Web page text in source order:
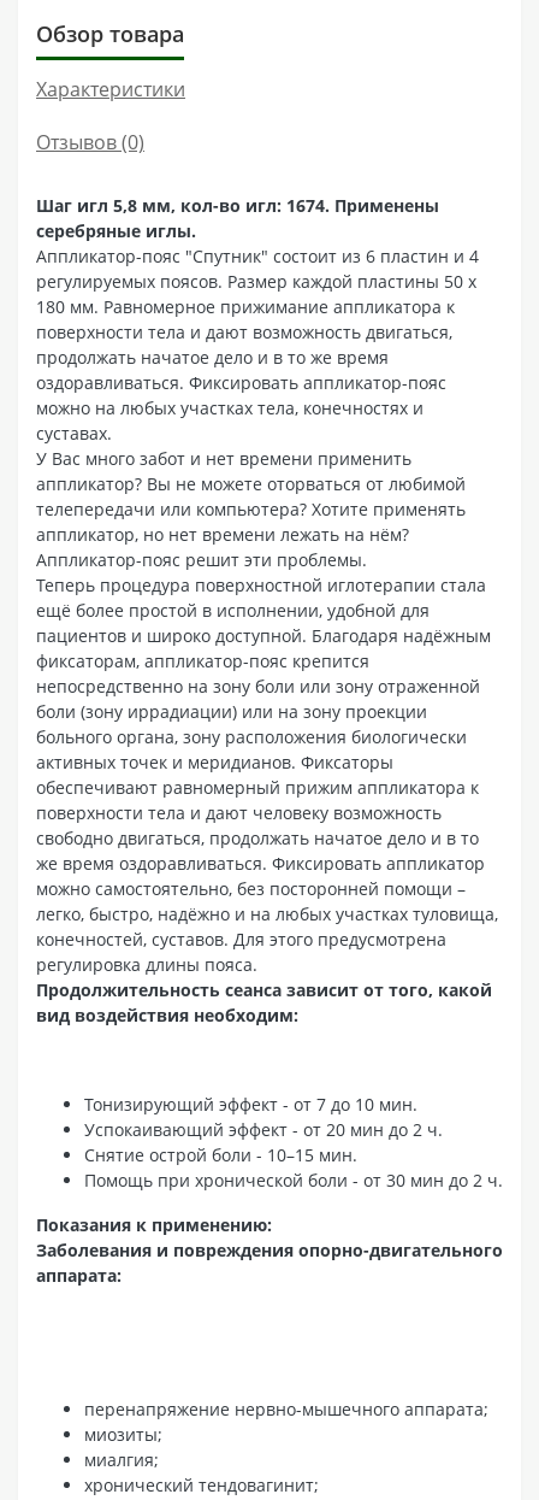
Обзор товара
Характеристики
Отзывов (0)
Шаг игл 5,8 мм, кол-во игл: 1674. Применены
серебряные иглы.
Аппликатор-пояс "Спутник" состоит из 6 пластин и 4
регулируемых поясов. Размер каждой пластины 50 x
180 мм. Равномерное прижимание аппликатора к
поверхности тела и дают возможность двигаться,
продолжать начатое дело и в то же время
оздоравливаться. Фиксировать аппликатор-пояс
можно на любых участках тела, конечностях и
суставах.
У Вас много забот и нет времени применить
аппликатор? Вы не можете оторваться от любимой
телепередачи или компьютера? Хотите применять
аппликатор, но нет времени лежать на нём?
Аппликатор-пояс решит эти проблемы.
Теперь процедура поверхностной иглотерапии стала
ещё более простой в исполнении, удобной для
пациентов и широко доступной. Благодаря надёжным
фиксаторам, аппликатор-пояс крепится
непосредственно на зону боли или зону отраженной
боли (зону иррадиации) или на зону проекции
больного органа, зону расположения биологически
активных точек и меридианов. Фиксаторы
обеспечивают равномерный прижим аппликатора к
поверхности тела и дают человеку возможность
свободно двигаться, продолжать начатое дело и в то
же время оздоравливаться. Фиксировать аппликатор
можно самостоятельно, без посторонней помощи –
легко, быстро, надёжно и на любых участках туловища,
конечностей, суставов. Для этого предусмотрена
регулировка длины пояса.
Продолжительность сеанса зависит от того, какой
вид воздействия необходим:
Тонизирующий эффект - от 7 до 10 мин.
Успокаивающий эффект - от 20 мин до 2 ч.
Снятие острой боли - 10–15 мин.
Помощь при хронической боли - от 30 мин до 2 ч.
Показания к применению:
Заболевания и повреждения опорно-двигательного
аппарата:
перенапряжение нервно-мышечного аппарата;
миозиты;
миалгия;
хронический тендовагинит;